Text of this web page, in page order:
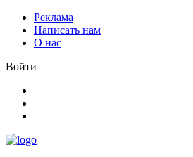
Реклама
Написать нам
О нас
Войти